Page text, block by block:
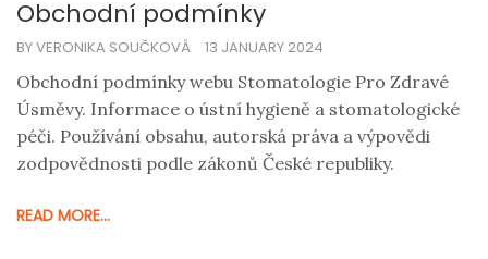
Obchodní podmínky
BY VERONIKA SOUČKOVÁ 13 JANUARY 2024
Obchodní podmínky webu Stomatologie Pro Zdravé
Úsměvy. Informace o ústní hygieně a stomatologické
péči. Používání obsahu, autorská práva a výpovědi
zodpovědnosti podle zákonů České republiky.
READ MORE...